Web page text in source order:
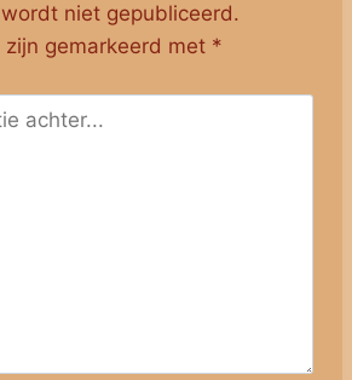
niet gepubliceerd.
gemarkeerd met *